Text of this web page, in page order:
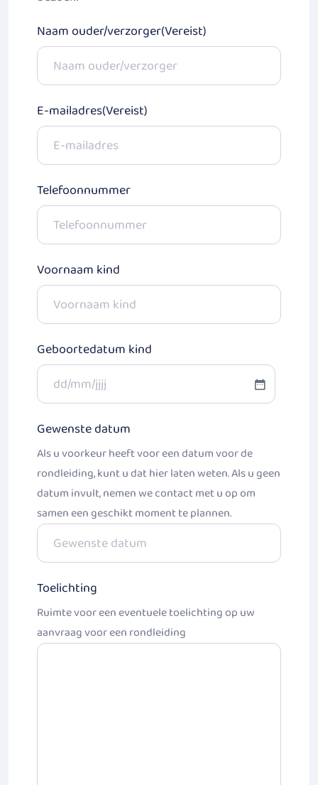
Naam ouder/verzorger(Vereist)
E-mailadres(Vereist)
Telefoonnummer
Voornaam kind
Geboortedatum kind
DD
MM
slash
JJJJ
Gewenste datum
Als u voorkeur heeft voor een datum voor de
rondleiding, kunt u dat hier laten weten. Als u geen
datum invult, nemen we contact met u op om
samen een geschikt moment te plannen.
DD
MM
slash
JJJJ
Toelichting
Ruimte voor een eventuele toelichting op uw
aanvraag voor een rondleiding